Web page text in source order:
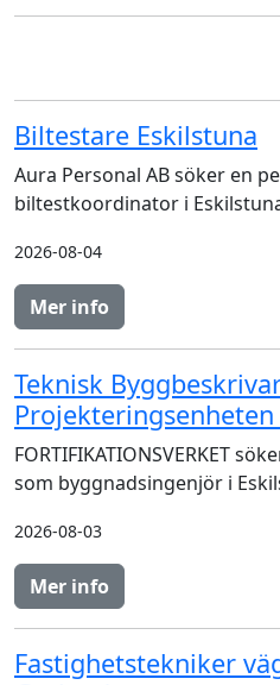
Biltestare Eskilstuna
Aura Personal AB söker en
biltestkoordinator i
2026-08-04
Mer info
Teknisk
Projekteringsenheten
FORTIFIKATIONSVERKET
som byggnadsingenjör i
2026-08-03
Mer info
Fastighetstekniker